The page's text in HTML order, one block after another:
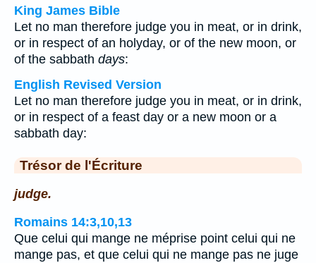
King James Bible
Let no man therefore judge you in meat, or in drink,
or in respect of an holyday, or of the new moon, or
of the sabbath days:
English Revised Version
Let no man therefore judge you in meat, or in drink,
or in respect of a feast day or a new moon or a
sabbath day:
Trésor de l'Écriture
judge.
Romains 14:3,10,13
Que celui qui mange ne méprise point celui qui ne
mange pas, et que celui qui ne mange pas ne juge